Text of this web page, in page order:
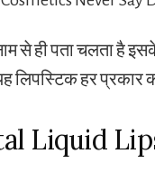
से ही पता चलता है
लिपस्टिक हर प्रकार
Liquid